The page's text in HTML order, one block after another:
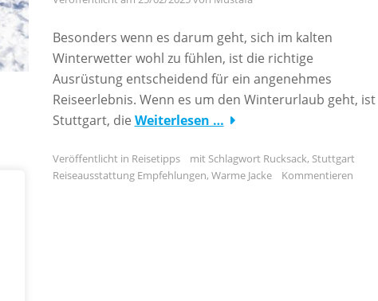
Besonders wenn es darum geht, sich im kalten
Winterwetter wohl zu fühlen, ist die richtige
Ausrüstung entscheidend für ein angenehmes
Reiseerlebnis. Wenn es um den Winterurlaub geht, ist
Stuttgart, die Weiterlesen …
Veröffentlicht in Reisetipps mit Schlagwort Rucksack, Stuttgart
Reiseausstattung Empfehlungen, Warme Jacke Kommentieren